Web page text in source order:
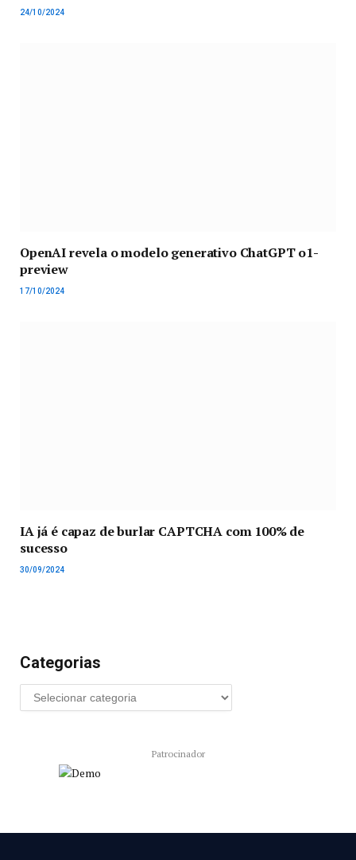
24/10/2024
OpenAI revela o modelo generativo ChatGPT o1-
preview
17/10/2024
IA já é capaz de burlar CAPTCHA com 100% de
sucesso
30/09/2024
Categorias
Patrocinador